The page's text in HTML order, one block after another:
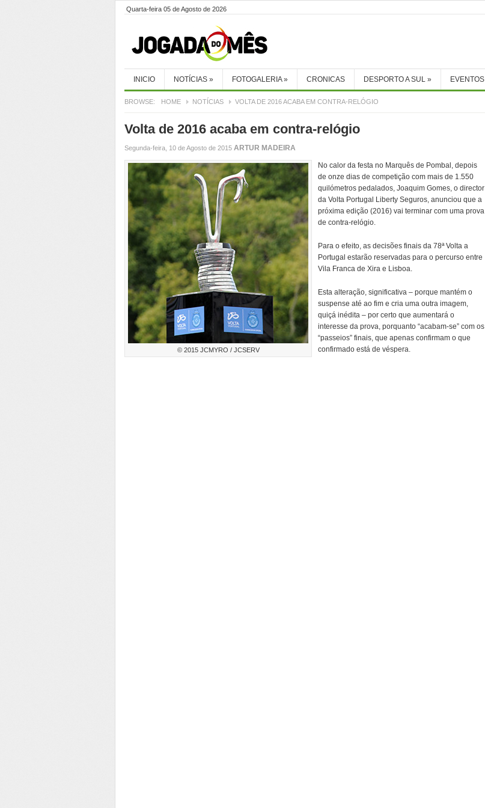
Quarta-feira 05 de Agosto de 2026
INICIO NOTÍCIAS » FOTOGALERIA» CRONICAS DESPORTO A SUL » EVENTOS
BROWSE: HOME NOTÍCIAS VOLTA DE 2016 ACABA EM CONTRA-RELÓGIO
Volta de 2016 acaba em contra-relógio
Segunda-feira, 10 de Agosto de 2015 ARTUR MADEIRA
© 2015 JCMYRO / JCSERV
No calor da festa no Marquês de Pombal, depois
de onze dias de competição com mais de 1.550
quilómetros pedalados, Joaquim Gomes, o director
da Volta Portugal Liberty Seguros, anunciou que a
próxima edição (2016) vai terminar com uma prova
de contra-relógio.
Para o efeito, as decisões finais da 78ª Volta a
Portugal estarão reservadas para o percurso entre
Vila Franca de Xira e Lisboa.
Esta alteração, significativa – porque mantém o
suspense até ao fim e cria uma outra imagem,
quiçá inédita – por certo que aumentará o
interesse da prova, porquanto “acabam-se” com os
“passeios” finais, que apenas confirmam o que
confirmado está de véspera.